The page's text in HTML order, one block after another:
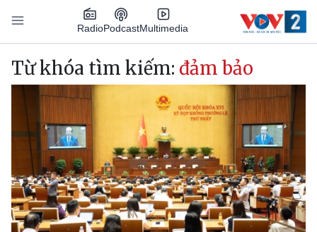
Nhảy đến nội dung
RadioPodcastMultimedia
Main navigation
Từ khóa tìm kiếm: đảm bảo ​